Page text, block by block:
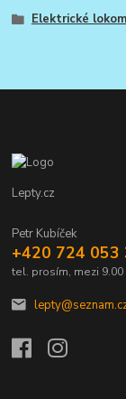
Elektrické
Lepty.cz
Petr Kubíček
+420 724 053
tel. prosím, mezi 9.00